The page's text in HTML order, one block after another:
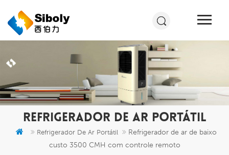
REFRIGERADOR DE AR PORTÁTIL
Refrigerador De Ar Portátil
Refrigerador de ar de baixo
custo 3500 CMH com controle remoto